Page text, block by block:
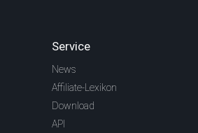
Service
News
Affiliate-Lexikon
Download
API